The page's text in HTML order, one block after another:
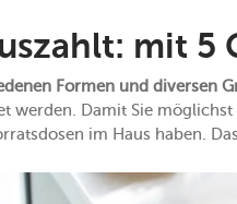
mit 5
Formen und diversen
werden. Damit Sie
im Haus haben. Das